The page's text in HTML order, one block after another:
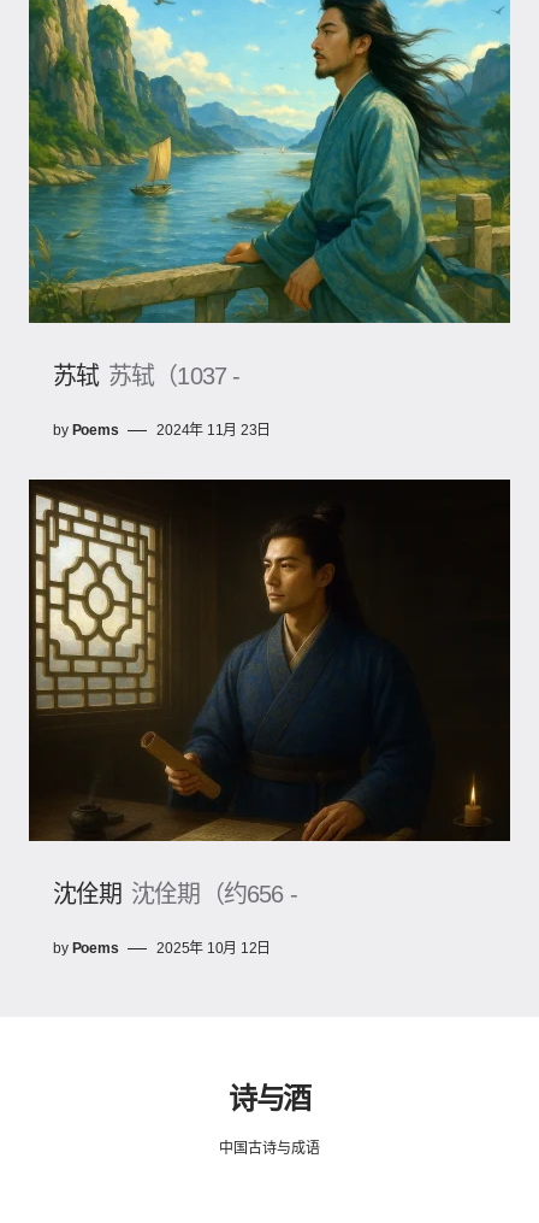
苏轼 苏轼（1037 -
by Poems 2024年 11月 23日
沈佺期 沈佺期（约656 -
by Poems 2025年 10月 12日
诗与酒
中国古诗与成语